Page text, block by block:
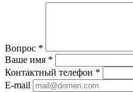
Вопрос *
Ваше имя *
Контактный телефон *
E-mail